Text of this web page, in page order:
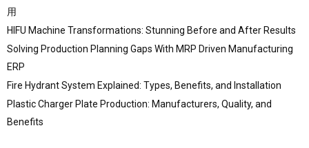
用
HIFU Machine Transformations: Stunning Before and After Results
Solving Production Planning Gaps With MRP Driven Manufacturing
ERP
Fire Hydrant System Explained: Types, Benefits, and Installation
Plastic Charger Plate Production: Manufacturers, Quality, and
Benefits